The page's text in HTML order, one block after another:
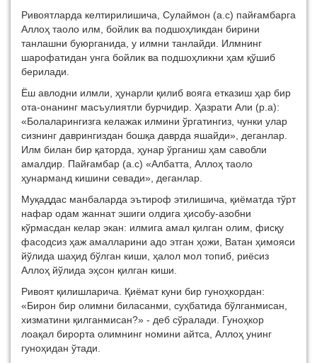
Ривоятларда келтирилишича, Сулаймон (а.с) пайғамбарга
Аллоҳ таоло илм, бойлик ва подшоҳликдан бирини
танлашни буюрганида, у илмни танлайди. Илмнинг
шарофатидан унга бойлик ва подшоҳликни ҳам қўшиб
берилади.
Ёш авлодни илмли, ҳунарли қилиб вояга етказиш ҳар бир
ота-онанинг масъулиятли бурчидир. Ҳазрати Али (р.а):
«Болаларингизга келажак илмини ўргатингиз, чунки улар
сизнинг даврингиздан бошқа даврда яшайди», деганлар.
Илм билан бир қаторда, ҳунар ўрганиш ҳам савобли
амалдир. Пайғамбар (а.с) «Албатта, Аллоҳ таоло
ҳунарманд кишини севади», деганлар.
Муқаддас манбаларда эътироф этилишича, қиёматда тўрт
нафар одам жаннат эшиги олдига ҳисобу-азобни
кўрмасдан келар экан: илмига амал қилган олим, фисқу
фасодсиз ҳаж амалларини адо этган ҳожи, Ватан ҳимояси
йўлида шаҳид бўлган киши, ҳалол мол топиб, риёсиз
Аллоҳ йўлида эҳсон қилган киши.
Ривоят қилишларича. Қиёмат куни бир гуноҳкордан:
«Бирон бир олимни биласанми, суҳбатида бўлганмисан,
хизматини қилганмисан?» - деб сўралади. Гуноҳкор
лоақал бирорта олимнинг номини айтса, Аллоҳ унинг
гуноҳидан ўтади.